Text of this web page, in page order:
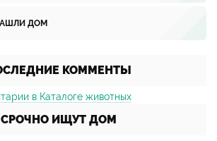
ДОМ
КОММЕНТЫ
в Каталоге животных
СРОЧНО ИЩУТ ДОМ